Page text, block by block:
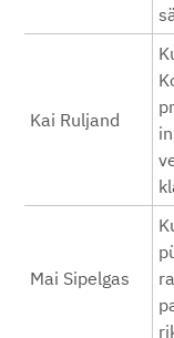
Kai Ruljand
Mai Sipelgas